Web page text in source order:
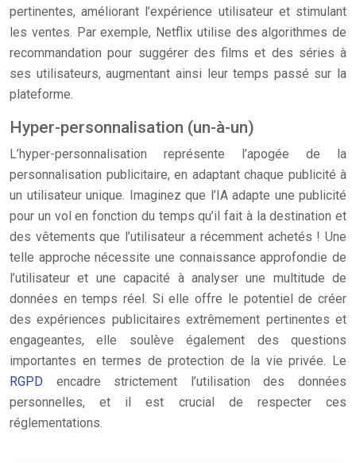
pertinentes, améliorant l’expérience utilisateur et stimulant
les ventes. Par exemple, Netflix utilise des algorithmes de
recommandation pour suggérer des films et des séries à
ses utilisateurs, augmentant ainsi leur temps passé sur la
plateforme.
Hyper-personnalisation (un-à-un)
L’hyper-personnalisation représente l’apogée de la
personnalisation publicitaire, en adaptant chaque publicité à
un utilisateur unique. Imaginez que l’IA adapte une publicité
pour un vol en fonction du temps qu’il fait à la destination et
des vêtements que l’utilisateur a récemment achetés ! Une
telle approche nécessite une connaissance approfondie de
l’utilisateur et une capacité à analyser une multitude de
données en temps réel. Si elle offre le potentiel de créer
des expériences publicitaires extrêmement pertinentes et
engageantes, elle soulève également des questions
importantes en termes de protection de la vie privée. Le
RGPD encadre strictement l’utilisation des données
personnelles, et il est crucial de respecter ces
réglementations.